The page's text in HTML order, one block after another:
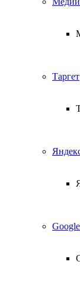
Таргет